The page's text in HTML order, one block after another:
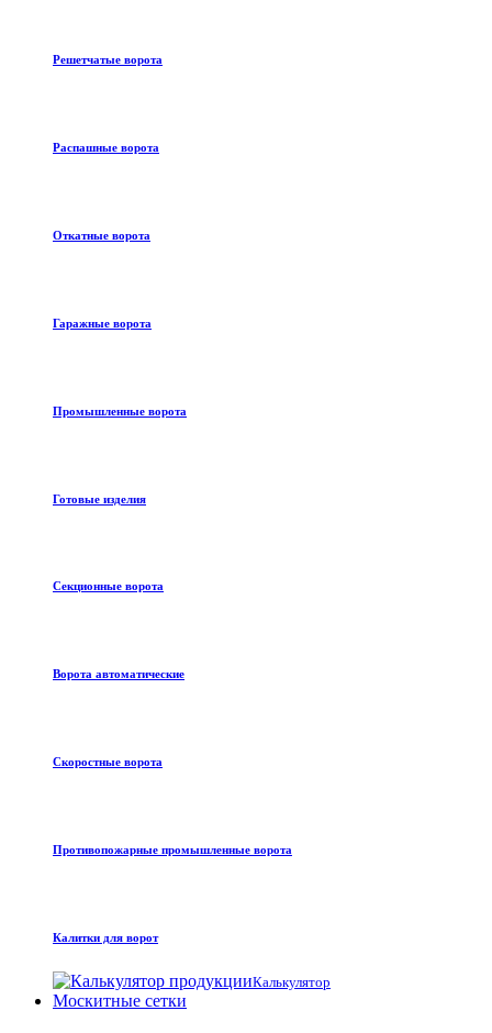
Решетчатые ворота
Распашные ворота
Откатные ворота
Гаражные ворота
Промышленные ворота
Готовые изделия
Секционные ворота
Ворота автоматические
Скоростные ворота
Противопожарные промышленные ворота
Калитки для ворот
Калькулятор
Москитные сетки